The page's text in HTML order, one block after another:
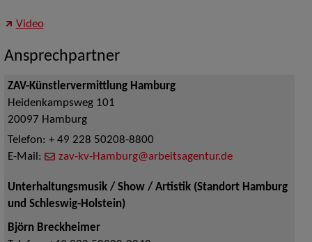
Video
Ansprechpartner
ZAV-Künstlervermittlung Hamburg
Heidenkampsweg 101
20097 Hamburg
Telefon: + 49 228 50208-8800
E-Mail:
zav-kv-Hamburg@arbeitsagentur.de
Unterhaltungsmusik / Show / Artistik (Standort Hamburg
und Schleswig-Holstein)
Björn Breckheimer